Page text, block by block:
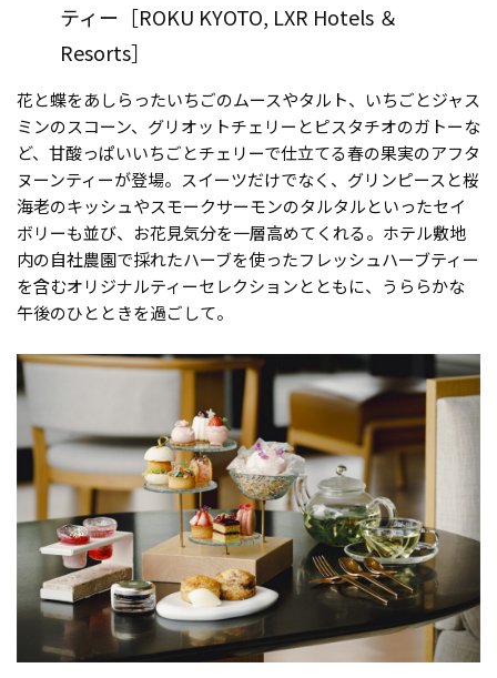
ティー［ROKU KYOTO, LXR Hotels ＆
Resorts］
花と蝶をあしらったいちごのムースやタルト、いちごとジャス
ミンのスコーン、グリオットチェリーとピスタチオのガトーな
ど、甘酸っぱいいちごとチェリーで仕立てる春の果実のアフタ
ヌーンティーが登場。スイーツだけでなく、グリンピースと桜
海老のキッシュやスモークサーモンのタルタルといったセイ
ボリーも並び、お花見気分を一層高めてくれる。ホテル敷地
内の自社農園で採れたハーブを使ったフレッシュハーブティー
を含むオリジナルティーセレクションとともに、うららかな
午後のひとときを過ごして。